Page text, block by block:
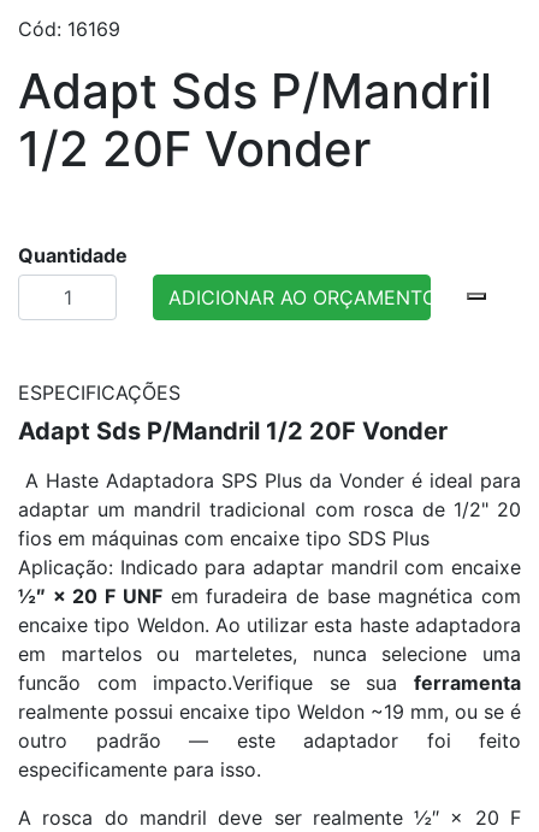
Cód: 16169
Adapt Sds P/Mandril
1/2 20F Vonder
Quantidade
ADICIONAR AO ORÇAMENTO
ESPECIFICAÇÕES
Adapt Sds P/Mandril 1/2 20F Vonder
A Haste Adaptadora SPS Plus da Vonder é ideal para
adaptar um mandril tradicional com rosca de 1/2" 20
fios em máquinas com encaixe tipo SDS Plus
Aplicação: Indicado para adaptar mandril com encaixe
½″ × 20 F UNFem furadeira de base magnética com
encaixe tipo Weldon. Ao utilizar esta haste adaptadora
em martelos ou marteletes, nunca selecione uma
funcão com impacto.Verifique se sua ferramenta
realmente possui encaixe tipo Weldon ~19 mm, ou se é
outro padrão — este adaptador foi feito
especificamente para isso.
A rosca do mandril deve ser realmente ½″ × 20 F